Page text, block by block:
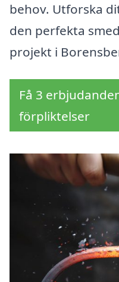
behov. Utforska
den perfekta
projekt i
Få 3
förpliktelser